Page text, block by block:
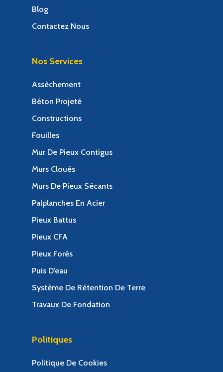
Blog
Contactez Nous
Nos Services
Assèchement
Béton Projeté
Constructions
Fouilles
Mur De Pieux Contigus
Murs Cloués
Murs De Pieux Sécants
Palplanches En Acier
Pieux Battus
Pieux CFA
Pieux Forés
Puis D’eau
Système De Rétention De Terre
Travaux De Fondation
Politiques
Politique De Cookies